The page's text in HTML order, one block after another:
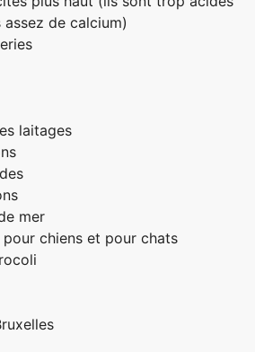
de calcium)
laitages
mer
chiens et pour chats